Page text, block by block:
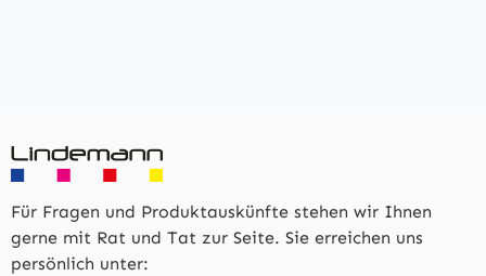
Für Fragen und Produktauskünfte stehen wir Ihnen
gerne mit Rat und Tat zur Seite. Sie erreichen uns
persönlich unter: